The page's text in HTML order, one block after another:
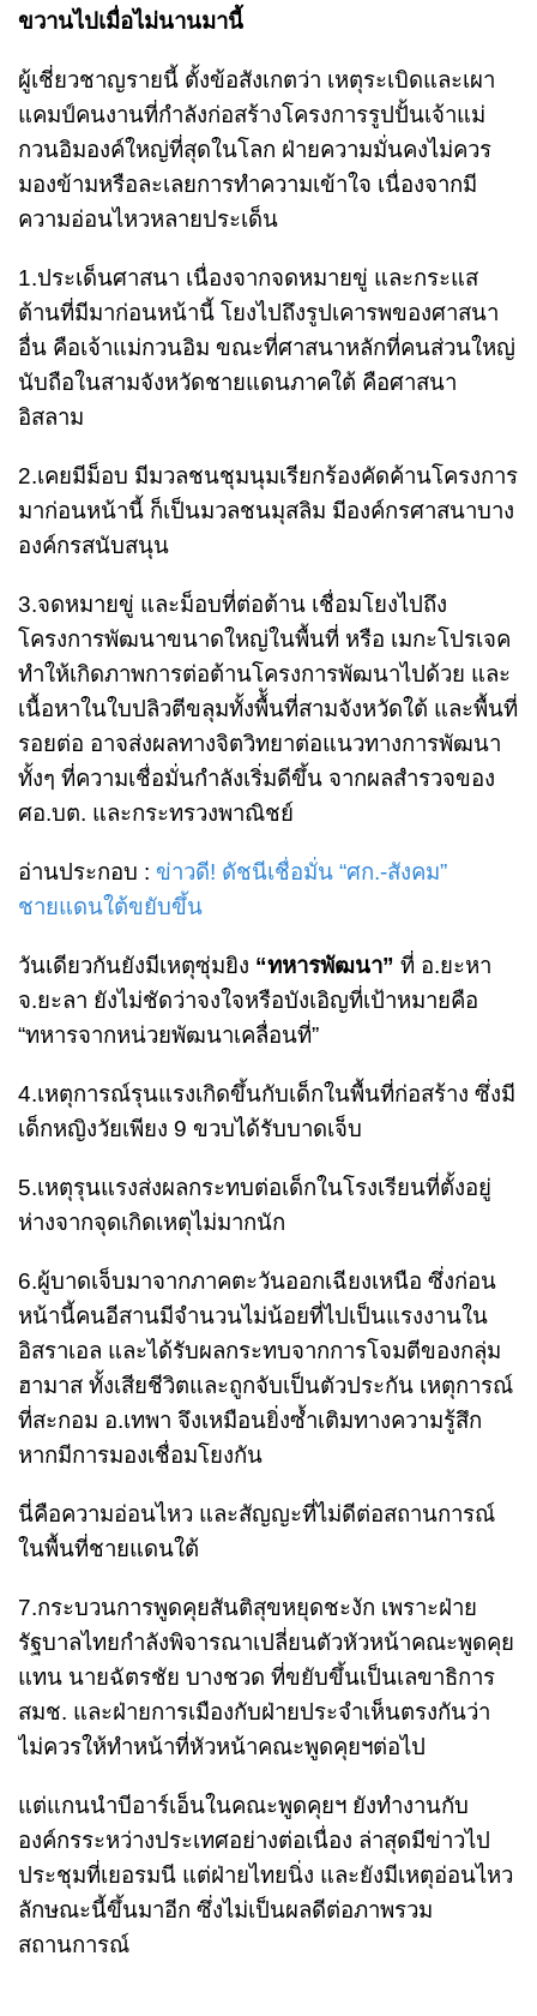
ขวานไปเมื่อไม่นานมานี้
ผู้เชี่ยวชาญรายนี้ ตั้งข้อสังเกตว่า เหตุระเบิดและเผา
แคมป์คนงานที่กำลังก่อสร้างโครงการรูปปั้นเจ้าแม่
กวนอิมองค์ใหญ่ที่สุดในโลก ฝ่ายความมั่นคงไม่ควร
มองข้ามหรือละเลยการทำความเข้าใจ เนื่องจากมี
ความอ่อนไหวหลายประเด็น
1.ประเด็นศาสนา เนื่องจากจดหมายขู่ และกระแส
ต้านที่มีมาก่อนหน้านี้ โยงไปถึงรูปเคารพของศาสนา
อื่น คือเจ้าแม่กวนอิม ขณะที่ศาสนาหลักที่คนส่วนใหญ่
นับถือในสามจังหวัดชายแดนภาคใต้ คือศาสนา
อิสลาม
2.เคยมีม็อบ มีมวลชนชุมนุมเรียกร้องคัดค้านโครงการ
มาก่อนหน้านี้ ก็เป็นมวลชนมุสลิม มีองค์กรศาสนาบาง
องค์กรสนับสนุน
3.จดหมายขู่ และม็อบที่ต่อต้าน เชื่อมโยงไปถึง
โครงการพัฒนาขนาดใหญ่ในพื้นที่ หรือ เมกะโปรเจค
ทำให้เกิดภาพการต่อต้านโครงการพัฒนาไปด้วย และ
เนื้อหาในใบปลิวตีขลุมทั้งพื้ันที่สามจังหวัดใต้ และพื้นที่
รอยต่อ อาจส่งผลทางจิตวิทยาต่อแนวทางการพัฒนา
ทั้งๆ ที่ความเชื่อมั่นกำลังเริ่มดีขึ้น จากผลสำรวจของ
ศอ.บต. และกระทรวงพาณิชย์
อ่านประกอบ : ข่าวดี! ดัชนีเชื่อมั่น “ศก.-สังคม”
ชายแดนใต้ขยับขึ้น
วันเดียวกันยังมีเหตุซุ่มยิง “ทหารพัฒนา” ที่ อ.ยะหา
จ.ยะลา ยังไม่ชัดว่าจงใจหรือบังเอิญที่เป้าหมายคือ
“ทหารจากหน่วยพัฒนาเคลื่อนที่”
4.เหตุการณ์รุนแรงเกิดขึ้นกับเด็กในพื้นที่ก่อสร้าง ซึ่งมี
เด็กหญิงวัยเพียง 9 ขวบได้รับบาดเจ็บ
5.เหตุรุนแรงส่งผลกระทบต่อเด็กในโรงเรียนที่ตั้งอยู่
ห่างจากจุดเกิดเหตุไม่มากนัก
6.ผู้บาดเจ็บมาจากภาคตะวันออกเฉียงเหนือ ซึ่งก่อน
หน้านี้คนอีสานมีจำนวนไม่น้อยที่ไปเป็นแรงงานใน
อิสราเอล และได้รับผลกระทบจากการโจมตีของกลุ่ม
ฮามาส ทั้งเสียชีวิตและถูกจับเป็นตัวประกัน เหตุการณ์
ที่สะกอม อ.เทพา จึงเหมือนยิ่งซ้ำเติมทางความรู้สึก
หากมีการมองเชื่อมโยงกัน
นี่คือความอ่อนไหว และสัญญะที่ไม่ดีต่อสถานการณ์
ในพื้นที่ชายแดนใต้
7.กระบวนการพูดคุยสันติสุขหยุดชะงัก เพราะฝ่าย
รัฐบาลไทยกำลังพิจารณาเปลี่ยนตัวหัวหน้าคณะพูดคุย
แทน นายฉัตรชัย บางชวด ที่ขยับขึ้นเป็นเลขาธิการ
สมช. และฝ่ายการเมืองกับฝ่ายประจำเห็นตรงกันว่า
ไม่ควรให้ทำหน้าที่หัวหน้าคณะพูดคุยฯต่อไป
แต่แกนนำบีอาร์เอ็นในคณะพูดคุยฯ ยังทำงานกับ
องค์กรระหว่างประเทศอย่างต่อเนื่อง ล่าสุดมีข่าวไป
ประชุมที่เยอรมนี แต่ฝ่ายไทยนิ่ง และยังมีเหตุอ่อนไหว
ลักษณะนี้ขึ้นมาอีก ซึ่งไม่เป็นผลดีต่อภาพรวม
สถานการณ์